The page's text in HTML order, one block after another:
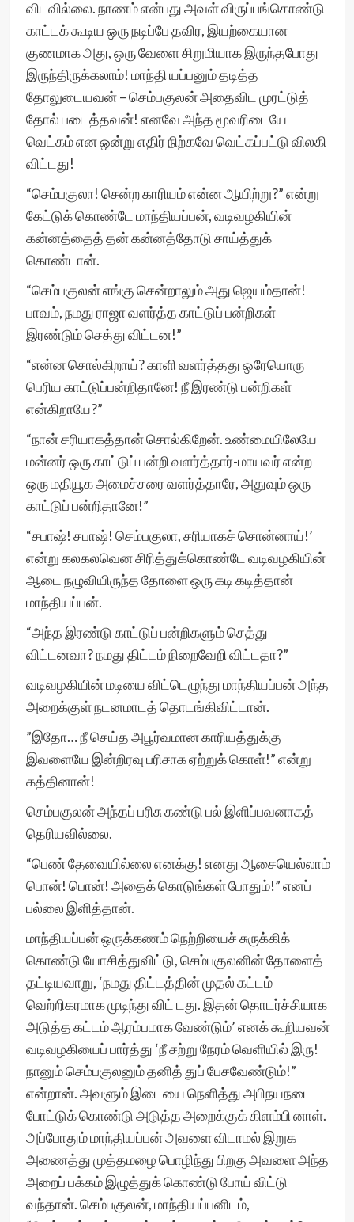
விடவில்லை. நாணம் என்பது அவள் விருப்பங்கொண்டு
காட்டக் கூடிய ஒரு நடிப்பே தவிர, இயற்கையான
குணமாக அது, ஒரு வேளை சிறுமியாக இருந்தபோது
இருந்திருக்கலாம்! மாந்தி யப்பனும் தடித்த
தோலுடையவன் – செம்பகுலன் அதைவிட முரட்டுத்
தோல் படைத்தவன்! எனவே அந்த மூவரிடையே
வெட்கம் என ஒன்று எதிர் நிற்கவே வெட்கப்பட்டு விலகி
விட்டது!
“செம்பகுலா! சென்ற காரியம் என்ன ஆயிற்று?” என்று
கேட்டுக் கொண்டே மாந்தியப்பன், வடிவழகியின்
கன்னத்தைத் தன் கன்னத்தோடு சாய்த்துக்
கொண்டான்.
“செம்பகுலன் எங்கு சென்றாலும் அது ஜெயம்தான்!
பாவம், நமது ராஜா வளர்த்த காட்டுப் பன்றிகள்
இரண்டும் செத்து விட்டன!”
“என்ன சொல்கிறாய்? காளி வளர்த்தது ஒரேயொரு
பெரிய காட்டுப்பன்றிதானே! நீ இரண்டு பன்றிகள்
என்கிறாயே?”
“நான் சரியாகத்தான் சொல்கிறேன். உண்மையிலேயே
மன்னர் ஒரு காட்டுப் பன்றி வளர்த்தார்-மாயவர் என்ற
ஒரு மதியூக அமைச்சரை வளர்த்தாரே, அதுவும் ஒரு
காட்டுப் பன்றிதானே!”
“சபாஷ்! சபாஷ்! செம்பகுலா, சரியாகச் சொன்னாய்!’
என்று கலகலவென சிரித்துக்கொண்டே வடிவழகியின்
ஆடை நழுவியிருந்த தோளை ஒரு கடி கடித்தான்
மாந்தியப்பன்.
“அந்த இரண்டு காட்டுப் பன்றிகளும் செத்து
விட்டனவா? நமது திட்டம் நிறைவேறி விட்டதா?”
வடிவழகியின் மடியை விட்டெழுந்து மாந்தியப்பன் அந்த
அறைக்குள் நடனமாடத் தொடங்கிவிட்டான்.
”இதோ… நீ செய்த அபூர்வமான காரியத்துக்கு
இவளையே இன்றிரவு பரிசாக ஏற்றுக் கொள்!” என்று
கத்தினான்!
செம்பகுலன் அந்தப் பரிசு கண்டு பல் இளிப்பவனாகத்
தெரியவில்லை.
“பெண் தேவையில்லை எனக்கு! எனது ஆசையெல்லாம்
பொன்! பொன்! அதைக் கொடுங்கள் போதும்!” எனப்
பல்லை இளித்தான்.
மாந்தியப்பன் ஒருக்கணம் நெற்றியைச் சுருக்கிக்
கொண்டு யோசித்துவிட்டு, செம்பகுலனின் தோளைத்
தட்டியவாறு, ‘நமது திட்டத்தின் முதல் கட்டம்
வெற்றிகரமாக முடிந்து விட் டது. இதன் தொடர்ச்சியாக
அடுத்த கட்டம் ஆரம்பமாக வேண்டும்’ எனக் கூறியவன்
வடிவழகியைப் பார்த்து ‘நீ சற்று நேரம் வெளியில் இரு!
நானும் செம்பகுலனும் தனித் துப் பேசவேண்டும்!”
என்றான். அவளும் இடையை நெளித்து அபிநயநடை
போட்டுக் கொண்டு அடுத்த அறைக்குக் கிளம்பி னாள்.
அப்போதும் மாந்தியப்பன் அவளை விடாமல் இறுக
அணைத்து முத்தமழை பொழிந்து பிறகு அவளை அந்த
அறைப் பக்கம் இழுத்துக் கொண்டு போய் விட்டு
வந்தான். செம்பகுலன், மாந்தியப்பனிடம்,